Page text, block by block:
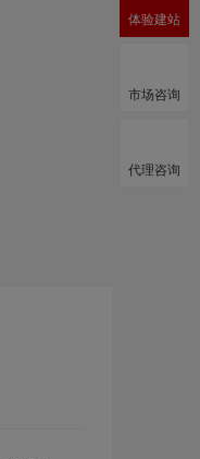
体验建站
市场咨询
代理咨询